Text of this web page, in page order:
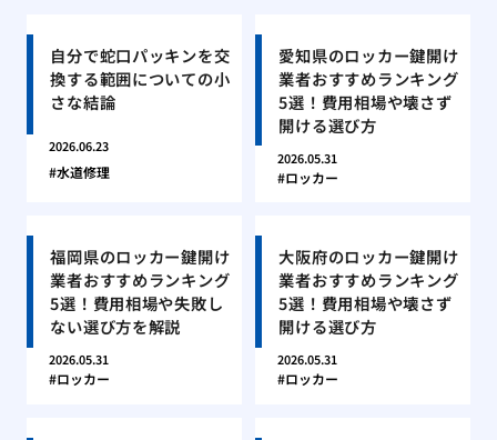
自分で蛇口パッキンを交
換する範囲についての小
さな結論
2026.06.23
水道修理
愛知県のロッカー鍵開け
業者おすすめランキング
5選！費用相場や壊さず
開ける選び方
2026.05.31
ロッカー
福岡県のロッカー鍵開け
業者おすすめランキング
5選！費用相場や失敗し
ない選び方を解説
2026.05.31
ロッカー
大阪府のロッカー鍵開け
業者おすすめランキング
5選！費用相場や壊さず
開ける選び方
2026.05.31
ロッカー